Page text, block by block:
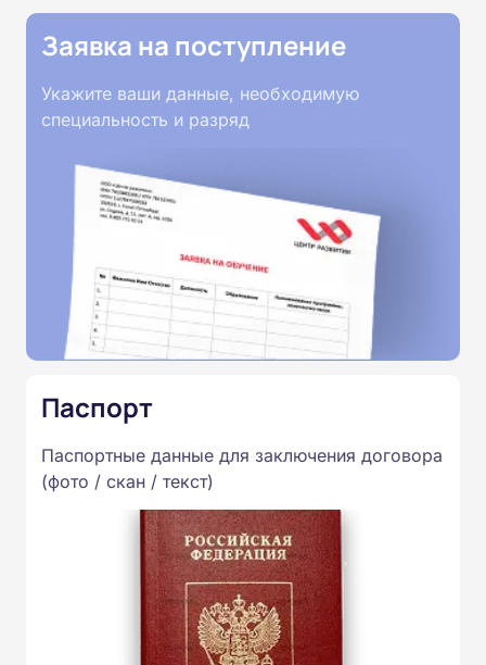
Заявка на поступление
Укажите ваши данные, необходимую
специальность и разряд
Паспорт
Паспортные данные для заключения договора
(фото / скан / текст)